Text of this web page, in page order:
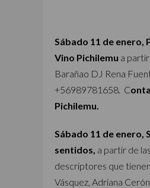
Sábado 11 de enero,
Vino Pichilemu a partir
Barañao DJ Rena
+56989781658. C
Pichilemu.
Sábado 11 de enero,
sentidos, a partir de
descriptores que
Vásquez, Adriana